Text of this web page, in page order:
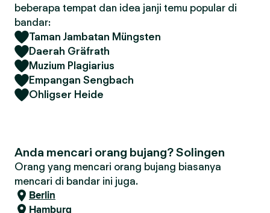
beberapa tempat dan idea janji temu popular di
bandar:
Taman Jambatan Müngsten
Daerah Gräfrath
Muzium Plagiarius
Empangan Sengbach
Ohligser Heide
Anda mencari orang bujang? Solingen
Orang yang mencari orang bujang biasanya
mencari di bandar ini juga.
Berlin
Hamburg